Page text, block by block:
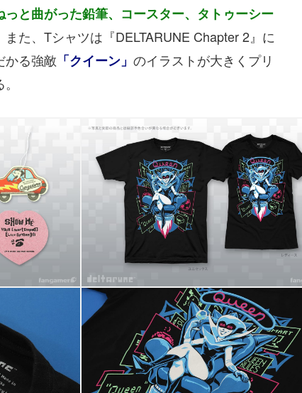
っと曲がった鉛筆、コースター、タトゥーシー
た、Tシャツは『DELTARUNE Chapter 2』に
かる強敵 「クイーン」 のイラストが大きくプリ